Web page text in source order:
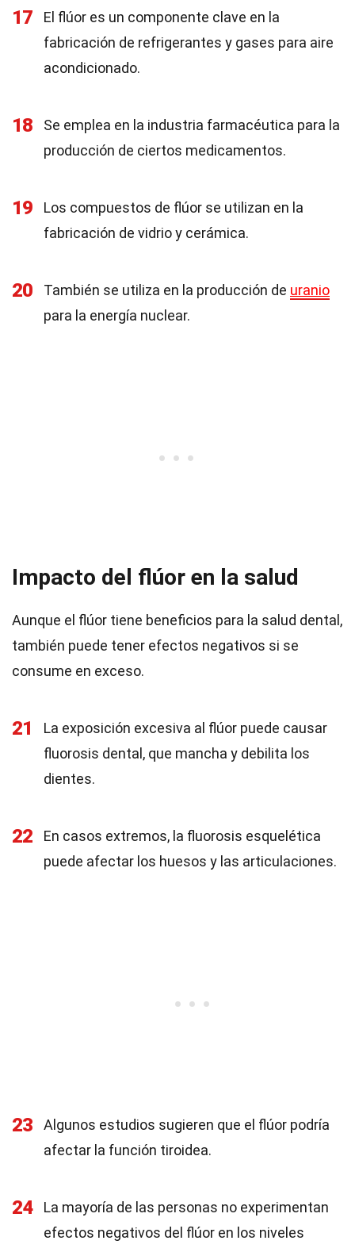
17
El flúor es un componente clave en la
fabricación de refrigerantes y gases para aire
acondicionado.
18
Se emplea en la industria farmacéutica para la
producción de ciertos medicamentos.
19
Los compuestos de flúor se utilizan en la
fabricación de vidrio y cerámica.
20 También se utiliza en la producción de uranio
para la energía nuclear.
Impacto del flúor en la salud
Aunque el flúor tiene beneficios para la salud dental,
también puede tener efectos negativos si se
consume en exceso.
21
La exposición excesiva al flúor puede causar
fluorosis dental, que mancha y debilita los
dientes.
22
En casos extremos, la fluorosis esquelética
puede afectar los huesos y las articulaciones.
23
Algunos estudios sugieren que el flúor podría
afectar la función tiroidea.
24
La mayoría de las personas no experimentan
efectos negativos del flúor en los niveles